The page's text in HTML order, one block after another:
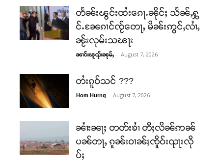
တႅၼ်းၽွင်းထႆးၵေႃႉၼိုင်ႈ သႅၼ်ႇႁွ
င်ႉၼႄၵၢင်ၸႂ်တေႃႇ မိၼ်းဢွင်ႇလၢႆႇ
ၼႂ်းလုမ်းသၽႃး
ၼၢင်းၽူၺ်းၼုမ်ႇ - August 7, 2026
တႆးၵူဝ်သင် ???
Hom Hurng - August 7, 2026
ၼၢႆးၼႃႈ တတ်းၶၢႆ တီႈလိၼ်ဢၼ်
ပၼ်တႃႇ ၵူၼ်းဝၢၼ်ႈၸိူဝ်းၺႃးလို
ပ်ႈ